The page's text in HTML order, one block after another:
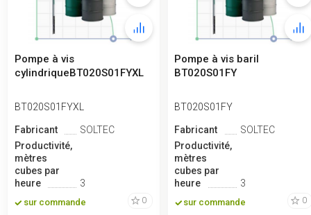
Pompe à vis
cylindriqueBT020S01FYXL
BT020S01FYXL
Fabricant
SOLTEC
Productivité,
mètres
cubes par
heure
3
sur commande 0
Pompe à vis baril
BT020S01FY
BT020S01FY
Fabricant
SOLTEC
Productivité,
mètres
cubes par
heure
3
sur commande 0